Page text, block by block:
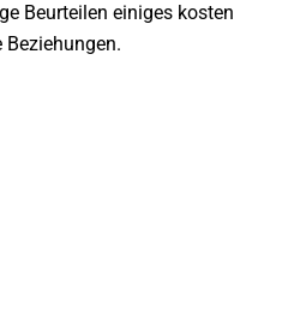
Beurteilen einiges kosten
Beziehungen.